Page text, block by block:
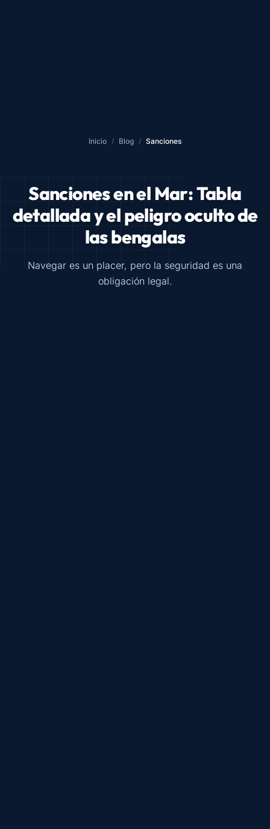
Inicio / Blog / Sanciones
Sanciones en el Mar: Tabla
detallada y el peligro oculto de
las bengalas
Navegar es un placer, pero la seguridad es una
obligación legal.